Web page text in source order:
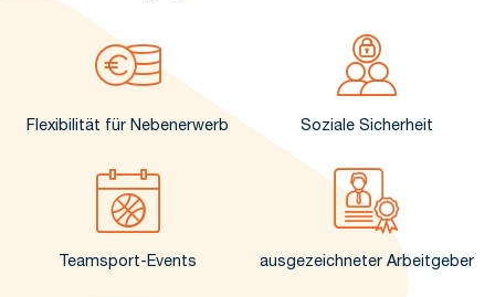
Flexibilität für Nebenerwerb Soziale Sicherheit
Teamsport-Events ausgezeichneter Arbeitgeber